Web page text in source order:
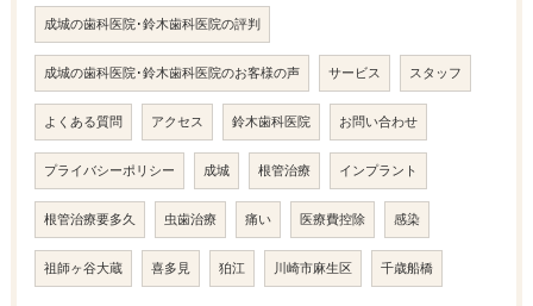
成城の歯科医院･鈴木歯科医院の評判
成城の歯科医院･鈴木歯科医院のお客様の声 サービス スタッフ
よくある質問 アクセス 鈴木歯科医院 お問い合わせ
プライバシーポリシー 成城 根管治療 インプラント
根管治療要多久 虫歯治療 痛い 医療費控除 感染
祖師ヶ谷大蔵 喜多見 狛江 川崎市麻生区 千歳船橋